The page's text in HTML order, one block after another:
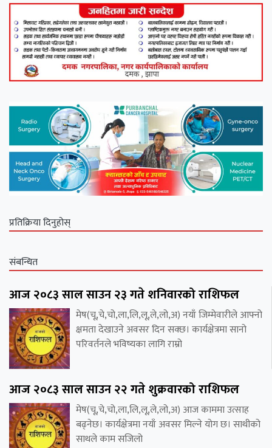
प्रतिक्रिया दिनुहोस्
संबन्धित
आज २०८३ साल साउन २३ गते शनिवारको राशिफल
मेष(चू,चे,चो,ला,लि,लू,ले,लो,अ) नयाँ जिम्मेवारीले आफ्नो
क्षमता देखाउने अवसर दिन सक्छ। कार्यक्षेत्रमा सानो
परिवर्तनले भविष्यका लागि राम्रो
आज २०८३ साल साउन २२ गते शुक्रवारको राशिफल
मेष(चू,चे,चो,ला,लि,लू,ले,लो,अ) आज काममा उत्साह
बढ्नेछ। कार्यक्षेत्रमा नयाँ अवसर मिल्ने योग छ। साथीको
साथले काम सजिलो